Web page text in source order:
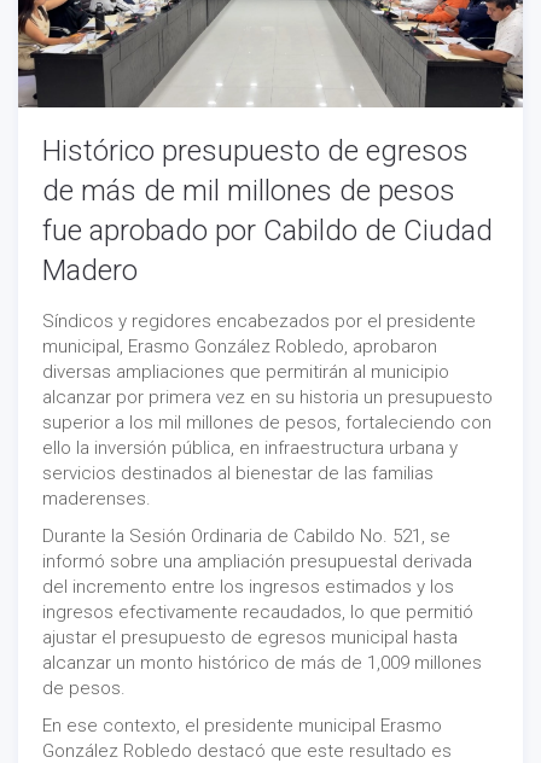
Histórico presupuesto de egresos
de más de mil millones de pesos
fue aprobado por Cabildo de Ciudad
Madero
Síndicos y regidores encabezados por el presidente
municipal, Erasmo González Robledo, aprobaron
diversas ampliaciones que permitirán al municipio
alcanzar por primera vez en su historia un presupuesto
superior a los mil millones de pesos, fortaleciendo con
ello la inversión pública, en infraestructura urbana y
servicios destinados al bienestar de las familias
maderenses.
Durante la Sesión Ordinaria de Cabildo No. 521, se
informó sobre una ampliación presupuestal derivada
del incremento entre los ingresos estimados y los
ingresos efectivamente recaudados, lo que permitió
ajustar el presupuesto de egresos municipal hasta
alcanzar un monto histórico de más de 1,009 millones
de pesos.
En ese contexto, el presidente municipal Erasmo
González Robledo destacó que este resultado es